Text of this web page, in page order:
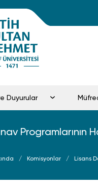
Duyurular
Programlarının
Komisyonlar Lisans